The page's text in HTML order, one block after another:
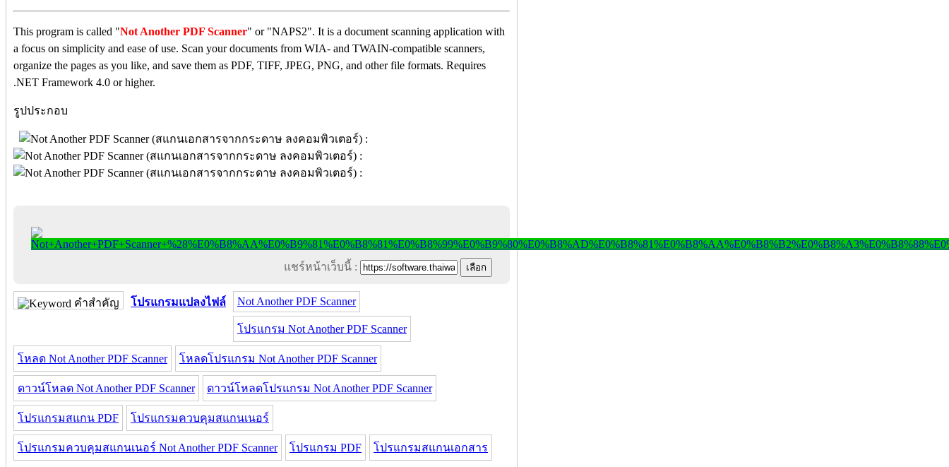
This program is called "Not Another PDF Scanner" or "NAPS2". It is a document scanning application with
a focus on simplicity and ease of use. Scan your documents from WIA- and TWAIN-compatible scanners,
organize the pages as you like, and save them as PDF, TIFF, JPEG, PNG, and other file formats. Requires
.NET Framework 4.0 or higher.
รูปประกอบ
แชร์หน้าเว็บนี้ :
คำสำคัญ โปรแกรมแปลงไฟล์ Not Another PDF Scanner
โปรแกรม Not Another PDF Scanner
โหลด Not Another PDF Scanner โหลดโปรแกรม Not Another PDF Scanner
ดาวน์โหลด Not Another PDF Scanner ดาวน์โหลดโปรแกรม Not Another PDF Scanner
โปรแกรมสแกน PDF โปรแกรมควบคุมสแกนเนอร์
โปรแกรมควบคุมสแกนเนอร์ Not Another PDF Scanner โปรแกรม PDF โปรแกรมสแกนเอกสาร